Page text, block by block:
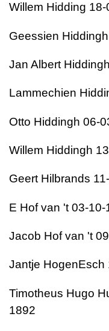
Willem Hidding
Geessien
Jan Albert
Lammechien
Otto Hiddingh 06-
Willem Hiddingh
Geert Hilbrands
E Hof van 't 03-
Jacob Hof van 't
Jantje HogenEsch
Timotheus Hugo
1892